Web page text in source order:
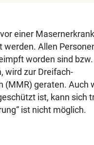
einer
Allen
worden sind
wird zur Dreifach-
(MMR) geraten. Auch
ist, kann sich
ist nicht möglich.